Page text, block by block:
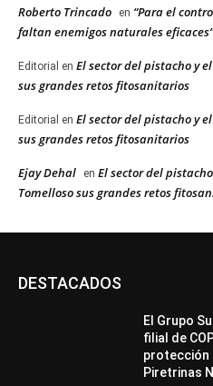
Roberto Trincado en “Para el
faltan enemigos naturales eficaces”
Editorial en El sector del pistacho y
sus grandes retos fitosanitarios
Editorial en El sector del pistacho y
sus grandes retos fitosanitarios
Ejay Dehal en El sector del
Tomelloso sus grandes retos
DESTACADOS
El Grupo
filial de
protección
Piretrinas